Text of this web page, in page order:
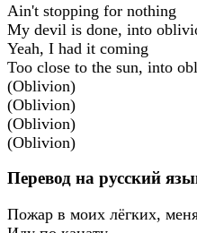
Ain't stopping for nothing
My devil is done, into
Yeah, I had it coming
Too close to the sun, into
(Oblivion)
(Oblivion)
(Oblivion)
(Oblivion)
Перевод на русский
Пожар в моих лёгких,